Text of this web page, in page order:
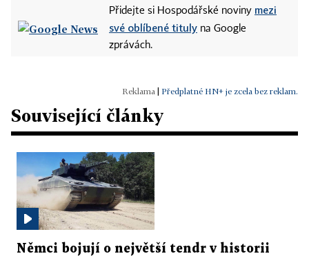
Přidejte si Hospodářské noviny mezi
své oblíbené tituly na Google
zprávách.
Předplatné HN+ je zcela bez reklam.
Související články
Němci bojují o největší tendr v historii